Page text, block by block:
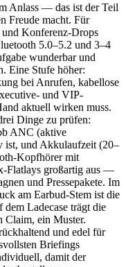
Anlass — das ist der Teil
Freude macht. Für
Konferenz-Drops
5.0–5.2 und 3–4
wunderbar und
Eine Stufe höher:
bei Anrufen, kabellose
und VIP-
aktuell wirken muss.
Dinge zu prüfen:
ANC (aktive
ist, und Akkulaufzeit (20–
Kopfhörer mit
Flatlays großartig aus —
und Pressepakete. Im
am Earbud-Stem ist die
Ladecase trägt die
Claim, ein Muster.
und edel für
Briefings
damit der